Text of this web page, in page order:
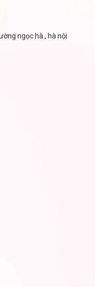
ngọc hà , hà nội